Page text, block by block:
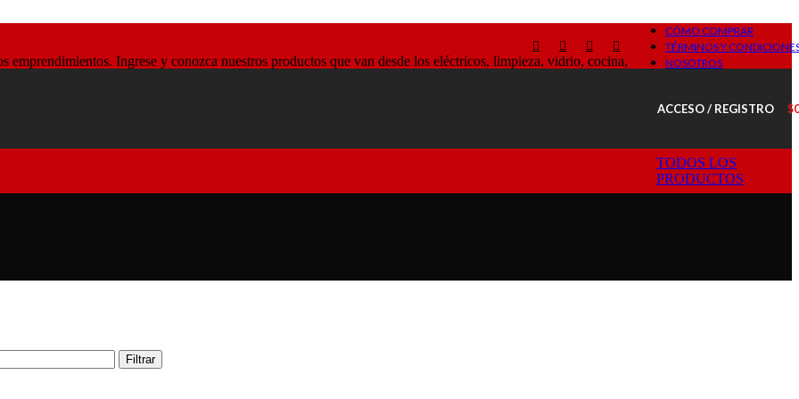
CÓMO COMPRAR
TÉRMINOS Y
NOSOTROS
ACCESO / REGISTRO $
Ingrese y conozca nuestros productos que van desde los eléctricos, limpieza, vidrio, cocina,
TODOS LOS
PRODUCTOS
Filtrar